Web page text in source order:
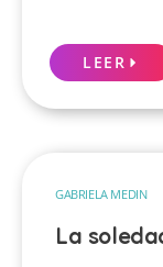
LEER
GABRIELA MEDIN
La